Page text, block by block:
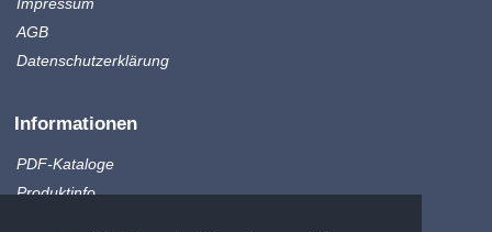
Impressum
AGB
Datenschutzerklärung
Informationen
PDF-Kataloge
Produktinfo